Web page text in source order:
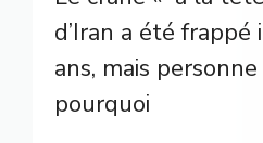
d’Iran a été frappé
ans, mais
pourquoi